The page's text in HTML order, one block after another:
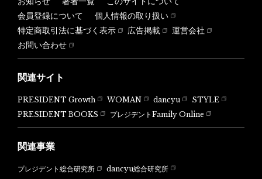
会員登録について
個人情報の取り扱い
特定商取引法に基づく表示
広告掲載
運営会社
お問い合わせ
関連サイト
PRESIDENT Growth WOMAN dancyu
STYLE
PRESIDENT BOOKS
プレジデントFamily Online
関連事業
プレジデント総合研究所 dancyu総合研究所